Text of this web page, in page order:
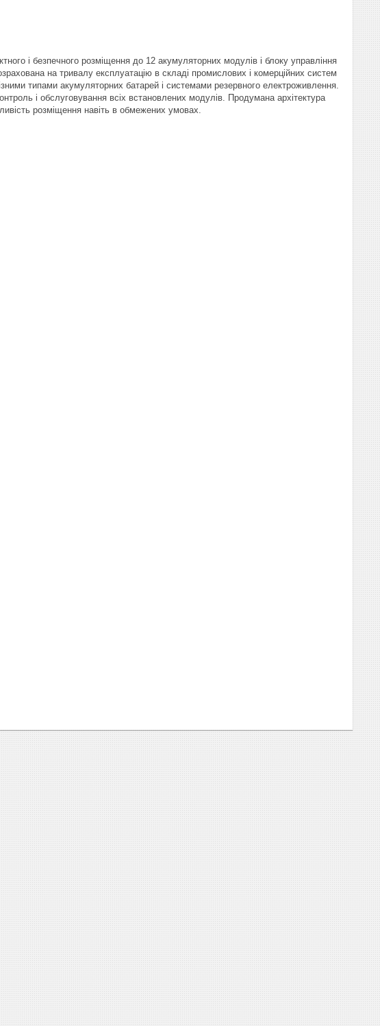
і безпечного розміщення до 12 акумуляторних модулів і блоку управління
на тривалу експлуатацію в складі промислових і комерційних систем
типами акумуляторних батарей і системами резервного електроживлення.
і обслуговування всіх встановлених модулів. Продумана архітектура
розміщення навіть в обмежених умовах.